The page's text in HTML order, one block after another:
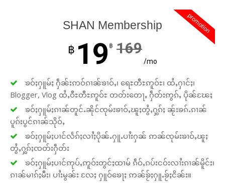
promotion
SHAN Membership
฿ 19 ฿ 169
/mo
ၶဝ်ႈႁူမ်ႈ ႁဵၼ်းဢဝ်ၵၢၼ်ၶၢဝ်ႇ၊ ရေႊတီႊဢူဝ်ႊ၊ ထႆႇႁၢင်ႈ၊
Blogger, Vlog ထႆႇဝီႊတီႊဢူဝ်ႊ တတ်းတေႃႇ ႁဵတ်းဢွၵ်ႇ ပိုၼ်ၽႄႈ
ၶဝ်ႈႁူမ်ႈၵၢၼ်တူင်ႉၼိုင်ၸုမ်းၶၢဝ်ႇၽူႈတွႆႇႁွၵ်ႈ ၼႂ်းၶၵ်ႉၵၢၼ်
ပူၵ်းပွင်ၵၢၼ်သိုဝ်ႇ
ၶဝ်ႈႁူမ်ႈပၢင်လႅၵ်ႈလၢႆႈပိုၼ်ႉႁူႉပၢႆးႁၼ် ဢၼ်ၸုမ်းၶၢဝ်ႇၽူႈ
တွႆႇႁွၵ်ႈၸတ်းႁဵတ်း
ၶဝ်ႈႁူမ်ႈပၢင်ဢုပ်ႇဢူဝ်းတွင်ႈထၢမ် ၵဵဝ်ႇၵပ်းငဝ်းလၢႆးၵၢၼ်မိူင်း၊
ၵၢၼ်မၢၵ်ႈမီး၊ ပၢႆးမွၼ်း လႄႈ ႁူဝ်ၶေႃႈ ဢၼ်ၶႂ်ႈႁူႉၶႂ်ႈငိၼ်း။